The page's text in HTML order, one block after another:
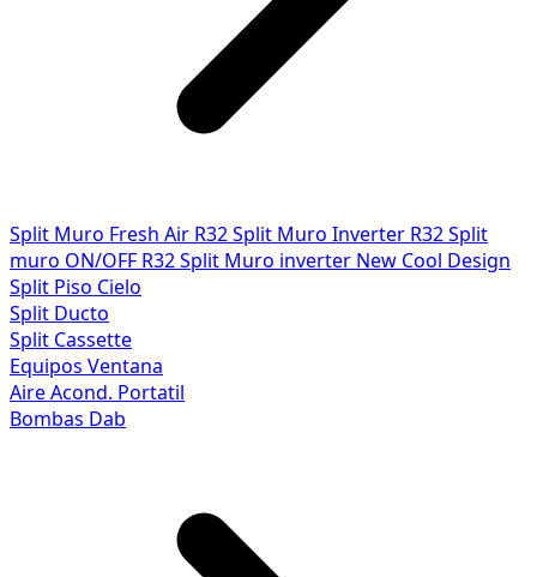
Split Muro Fresh Air R32Split Muro Inverter R32Split
muro ON/OFF R32Split Muro inverter New Cool Design
Split Piso Cielo
Split Ducto
Split Cassette
Equipos Ventana
Aire Acond. Portatil
Bombas Dab